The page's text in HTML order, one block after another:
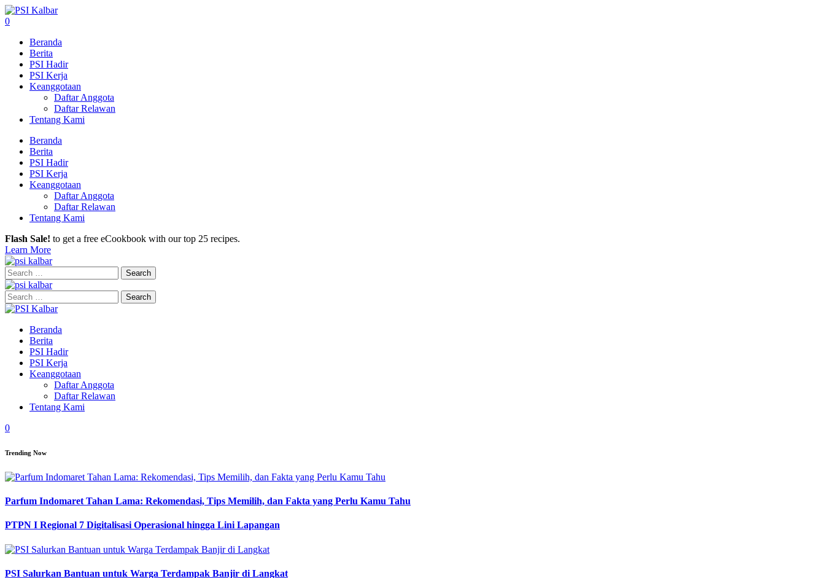
0
Beranda
Berita
PSI Hadir
PSI Kerja
Keanggotaan
Daftar Anggota
Daftar Relawan
Tentang Kami
Beranda
Berita
PSI Hadir
PSI Kerja
Keanggotaan
Daftar Anggota
Daftar Relawan
Tentang Kami
Flash Sale! to get a free eCookbook with our top 25 recipes.
Learn More
Search
for:
Search
for:
Beranda
Berita
PSI Hadir
PSI Kerja
Keanggotaan
Daftar Anggota
Daftar Relawan
Tentang Kami
0
Trending Now
Parfum Indomaret Tahan Lama: Rekomendasi, Tips Memilih, dan Fakta yang Perlu Kamu Tahu
PTPN I Regional 7 Digitalisasi Operasional hingga Lini Lapangan
PSI Salurkan Bantuan untuk Warga Terdampak Banjir di Langkat